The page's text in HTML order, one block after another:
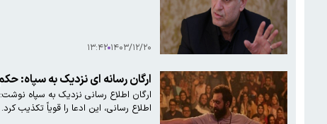
۱۴۰۳/۱۲/۲۰ ۱۳:۴۲
ارگان رسانه ای نزدیک به سپاه:
اطلاع رسانی، این ادعا را قویاً تکذیب کرد.